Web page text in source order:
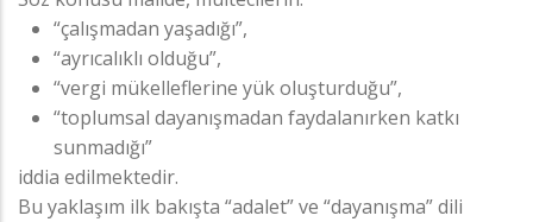
“çalışmadan yaşadığı”,
“ayrıcalıklı olduğu”,
“vergi mükelleflerine yük oluşturduğu”,
“toplumsal dayanışmadan faydalanırken katkı
sunmadığı”
iddia edilmektedir.
Bu yaklaşım ilk bakışta “adalet” ve “dayanışma” dili